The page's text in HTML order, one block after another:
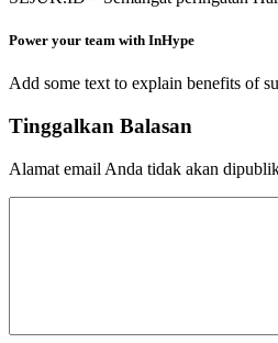
Power your team with InHype
Add some text to explain benefits of
Tinggalkan Balasan
Alamat email Anda tidak akan